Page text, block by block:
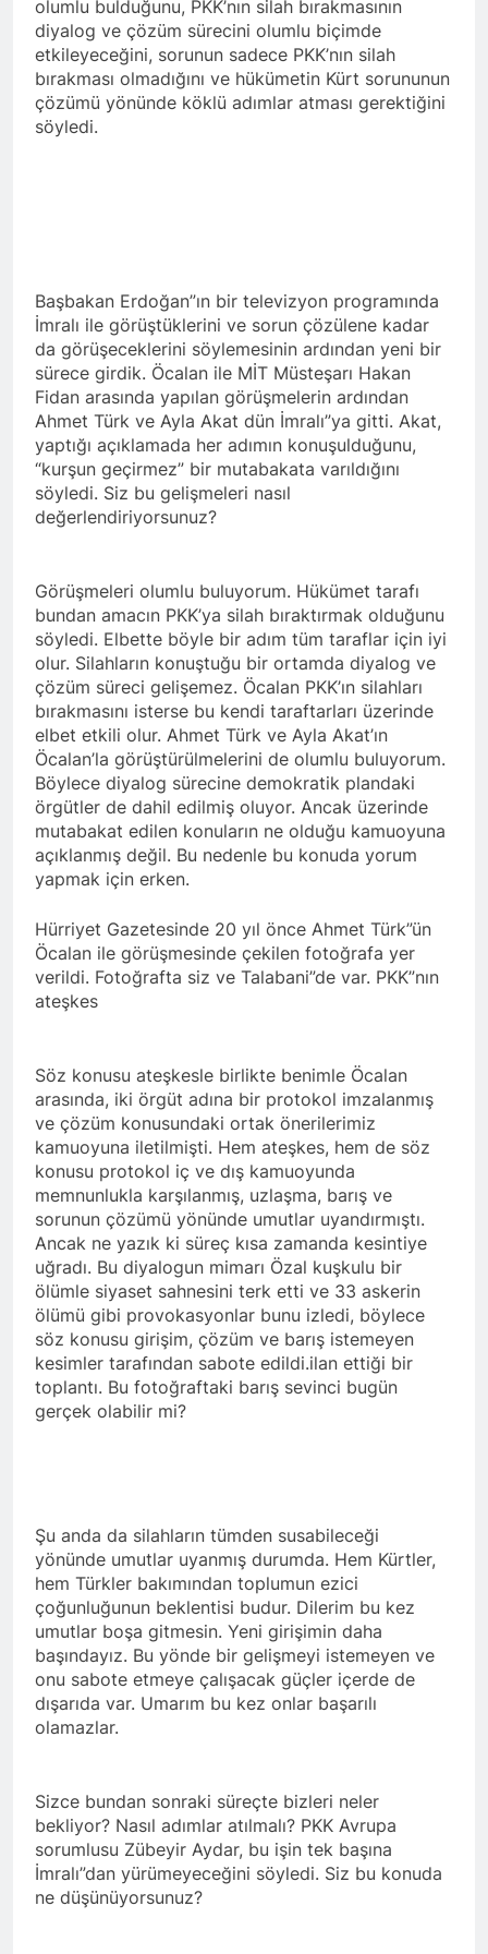
tarihinde gerçekleştirdiği
toplantıya Genel Başkan
Düzgün Kaplan’da katıldı.
birinci oturumunda
moderatör Ercan İlgin,
konuşmacılar Yazar Ümit
Fırat, Prf. Dr. Aziz Yağan ve
Doç. Dr. Bülent Küçük ülkede
Barış ancak Kürt halkının
meşru haklarının tanınması
ile gerçekleşebilir. 1 EYLÜL
DÜNYA BARIŞ GÜNÜ KUTLU
OLSUN
11 Ay Ago
Hak ve Özgürlükler Partisi-
HAK-PAR Urfa ili SİVEREK
ilçe kongresi yapıldı.
HAK-PAR Heyeti Hewler’de
KDP ALAKAD ile görüştü
HAK-PAR Heyeti 25 ağustos
2025’te Hewler’de KDP
ALAKAD ile görüştü
12 Ay Ago
HAK-PAR Başkanlık Kurulu;
‘KÜRT HALKI HAK VE
ÖZGÜRLÜK
MÜCADELESİNDEN ASLA
VAZ GEÇMEYECEKTİR.’
12 Ay Ago
Lozan Antlaşması
üzerinden 102 yıl geçse de;
Kürt milleti özgürlükten
asla vaz geçmedi
1 Yıl Ago
MECLÎSA PARTİYA HAK-
neteweyî yên rast bibin yek.
YENİLEN YANLIŞ YOL VE
YÖNTEMLERDİR. KÜRTLER
DOĞRU, ULUSAL
POLİTİKALAR ETRAFINDA
KENETLENMELİ
1 Yıl Ago
HAK-PAR Genel Başkanı
Düzgün Kaplan’ın Kurdistan
partileri Hak ve Özgürlükler
Partisi (HAK-PAR), Kürdistan
Demokrat Partisi – Türkiye
(KDP-T), Kürdistan Sosyalist
Partisi (PSK) ve Kürdistan
Yurtseverler Partisi
(PWK)’nin ortaklaşa Van da
düzenledikleri çalıştayda
yaptığı konuşma:
1 Yıl Ago
HAK-PAR MERKEZİ KADIN
KOMİSYONU HEWLER’DE
ENKS Yİ ZİYARET ETTİ
1 Yıl Ago
HAK-PAR KADIN HEYETİ
HEWLER’DE HİZBÊN
ZEHMETKEŞÊN
KURDİSTANÊ KADIN
1 Yıl Ago
HAK-PAR KADIN HEYETİ
1 Yıl Ago
HAK-PAR kadın komisyonu
üyesi Berin Eren
Kurdistan24 te Cemal
1 Yıl Ago
Kürtler ve Yeni Dönem
Stratejileri” üzerine bir
konferans verdi.
HAK-PAR pm üyesi
Seracettin Sarı, 06.04.2025
tarihin de Almanya’nın
Bottrop kendinden sonra,
Hamburg kentinde de
”Ortadoğu, Kürtler ve Yeni
Dönem Stratejileri” üzerine
konferans serisine devam
etti.
1 Yıl Ago
HAK-PAR Genel başkanı
Meclise davet edildi.
1 Yıl Ago
HAK-PAR Mardin ili
Kızıltepe ilçe kongresi
yapıldı.
1 Yıl Ago
*Halkımızı kendi ulusal
talepleri etrafında
birleşmeye çağırıyoruz.*
HAK-PAR Parti Meclisi 12
Nisan 2025 tarihinde Ankara
1 Yıl Ago
HAK-PAR Mersin il örgütü
Newrozu coşkulu bir
HAKLARININ TESLİM
EDİLDİĞİ ADİL BİR DÜZEN
UMUDUMUZU CANLI
TUTARAK; RAMAZAN
BAYRAMINIZI
KUTLUYORUZ!
1 Yıl Ago
HAK-PAR, PDK-BAKUR, PSK,
PWK, Diyarbakır e Mardin’de
Halepçe Soykırımı’nı Andılar:
Halepçe Soykırımının
Yaraları, Ulusal Birlik ve
Kürdistan’ın Özgürlüğüyle
Sarılabilir
1 Yıl Ago
Ahmed el Şara ve Mazlum
Abdi’nin imzaladığı
anlaşma, Kürtlerin kolektif
haklarını içermiyor.
1 Yıl Ago
HAK-PAR Adana İl Kadın
Başarıyla Sonuçlandı
Düzgün KAPLAN; ‘PKK’ nin
feshi en başta Kürt halkının
yararına olacaktır.’
1 Yıl Ago
BASINA VE KAMUOYUNA
Eşitlik ve özgürlük
olumlu bulduğunu, PKK’nın silah bırakmasının
diyalog ve çözüm sürecini olumlu biçimde
etkileyeceğini, sorunun sadece PKK’nın silah
bırakması olmadığını ve hükümetin Kürt sorununun
çözümü yönünde köklü adımlar atması gerektiğini
söyledi.
Başbakan Erdoğan”ın bir televizyon programında
İmralı ile görüştüklerini ve sorun çözülene kadar
da görüşeceklerini söylemesinin ardından yeni bir
sürece girdik. Öcalan ile MİT Müsteşarı Hakan
Fidan arasında yapılan görüşmelerin ardından
Ahmet Türk ve Ayla Akat dün İmralı”ya gitti. Akat,
yaptığı açıklamada her adımın konuşulduğunu,
“kurşun geçirmez” bir mutabakata varıldığını
söyledi. Siz bu gelişmeleri nasıl
değerlendiriyorsunuz?
Görüşmeleri olumlu buluyorum. Hükümet tarafı
bundan amacın PKK’ya silah bıraktırmak olduğunu
söyledi. Elbette böyle bir adım tüm taraflar için iyi
olur. Silahların konuştuğu bir ortamda diyalog ve
çözüm süreci gelişemez. Öcalan PKK’ın silahları
bırakmasını isterse bu kendi taraftarları üzerinde
elbet etkili olur. Ahmet Türk ve Ayla Akat’ın
Öcalan’la görüştürülmelerini de olumlu buluyorum.
Böylece diyalog sürecine demokratik plandaki
örgütler de dahil edilmiş oluyor. Ancak üzerinde
mutabakat edilen konuların ne olduğu kamuoyuna
açıklanmış değil. Bu nedenle bu konuda yorum
yapmak için erken.
Hürriyet Gazetesinde 20 yıl önce Ahmet Türk”ün
Öcalan ile görüşmesinde çekilen fotoğrafa yer
verildi. Fotoğrafta siz ve Talabani”de var. PKK”nın
ateşkes
Söz konusu ateşkesle birlikte benimle Öcalan
arasında, iki örgüt adına bir protokol imzalanmış
ve çözüm konusundaki ortak önerilerimiz
kamuoyuna iletilmişti. Hem ateşkes, hem de söz
konusu protokol iç ve dış kamuoyunda
memnunlukla karşılanmış, uzlaşma, barış ve
sorunun çözümü yönünde umutlar uyandırmıştı.
Ancak ne yazık ki süreç kısa zamanda kesintiye
uğradı. Bu diyalogun mimarı Özal kuşkulu bir
ölümle siyaset sahnesini terk etti ve 33 askerin
ölümü gibi provokasyonlar bunu izledi, böylece
söz konusu girişim, çözüm ve barış istemeyen
kesimler tarafından sabote edildi.ilan ettiği bir
toplantı. Bu fotoğraftaki barış sevinci bugün
gerçek olabilir mi?
Şu anda da silahların tümden susabileceği
yönünde umutlar uyanmış durumda. Hem Kürtler,
hem Türkler bakımından toplumun ezici
çoğunluğunun beklentisi budur. Dilerim bu kez
umutlar boşa gitmesin. Yeni girişimin daha
başındayız. Bu yönde bir gelişmeyi istemeyen ve
onu sabote etmeye çalışacak güçler içerde de
dışarıda var. Umarım bu kez onlar başarılı
olamazlar.
Sizce bundan sonraki süreçte bizleri neler
bekliyor? Nasıl adımlar atılmalı? PKK Avrupa
sorumlusu Zübeyir Aydar, bu işin tek başına
İmralı”dan yürümeyeceğini söyledi. Siz bu konuda
ne düşünüyorsunuz?